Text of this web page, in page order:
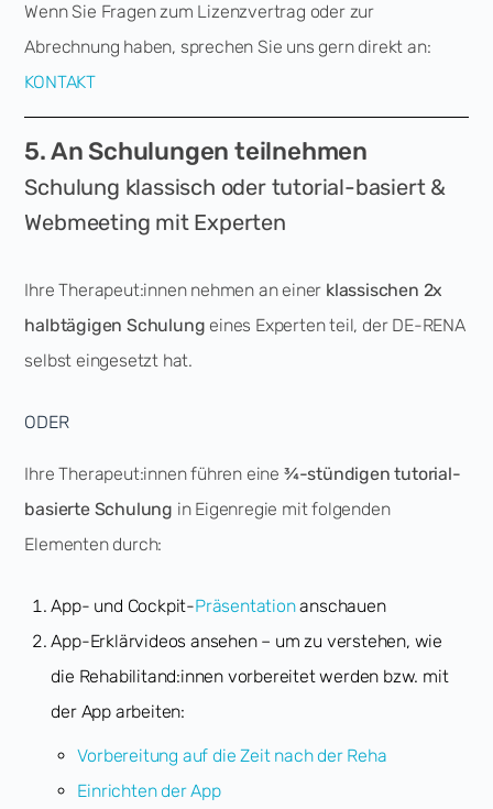
Wenn Sie Fragen zum Lizenzvertrag oder zur
Abrechnung haben, sprechen Sie uns gern direkt an:
KONTAKT
5. An Schulungen teilnehmen
Schulung klassisch oder tutorial-basiert &
Webmeeting mit Experten
Ihre Therapeut:innen nehmen an einer klassischen 2x
halbtägigen Schulung eines Experten teil, der DE-RENA
selbst eingesetzt hat.
ODER
Ihre Therapeut:innen führen eine ¾-stündigen tutorial-
basierte Schulung in Eigenregie mit folgenden
Elementen durch:
App- und Cockpit-Präsentationanschauen
App-Erklärvideos ansehen – um zu verstehen, wie
die Rehabilitand:innen vorbereitet werden bzw. mit
der App arbeiten:
Vorbereitung auf die Zeit nach der Reha
Einrichten der App